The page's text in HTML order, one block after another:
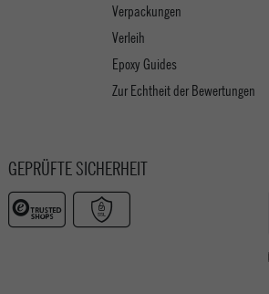
Verpackungen
Verleih
Epoxy Guides
Zur Echtheit der Bewertungen
GEPRÜFTE SICHERHEIT